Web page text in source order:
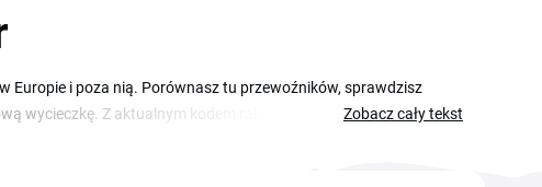
Europie i poza nią. Porównasz tu przewoźników, sprawdzisz
wycieczkę. Z aktualnym kodem rabatowym FerryHopper
Zobacz cały tekst